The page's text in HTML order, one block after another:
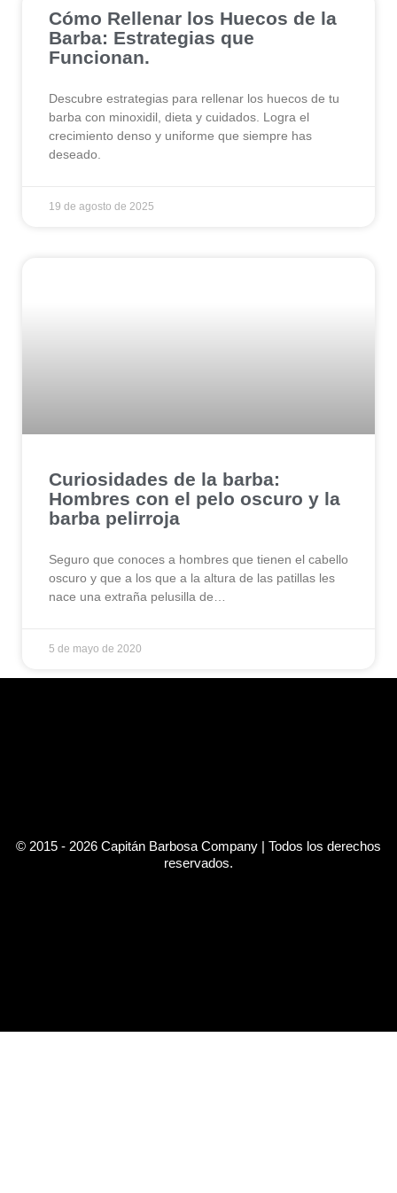
Cómo Rellenar los Huecos de la
Barba: Estrategias que
Funcionan.
Descubre estrategias para rellenar los huecos de tu
barba con minoxidil, dieta y cuidados. Logra el
crecimiento denso y uniforme que siempre has
deseado.
19 de agosto de 2025
Curiosidades de la barba:
Hombres con el pelo oscuro y la
barba pelirroja
Seguro que conoces a hombres que tienen el cabello
oscuro y que a los que a la altura de las patillas les
nace una extraña pelusilla de…
5 de mayo de 2020
© 2015 - 2026 Capitán Barbosa Company | Todos los derechos
reservados.